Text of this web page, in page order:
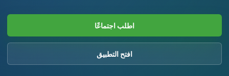
اطلب اجتماعًا
افتح التطبيق